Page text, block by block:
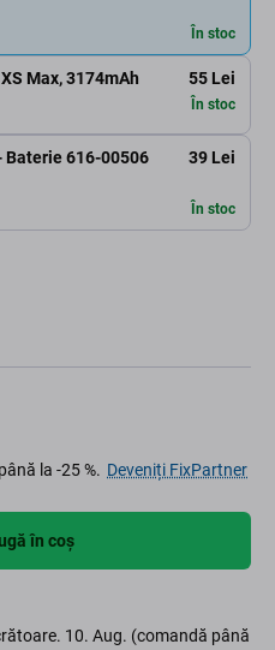
Max, 3174mAh 55 Lei
În stoc
În stoc
Baterie 616-00506
39 Lei
În stoc
la -25 %. Deveniți FixPartner
în coș
10. Aug. (comandă până